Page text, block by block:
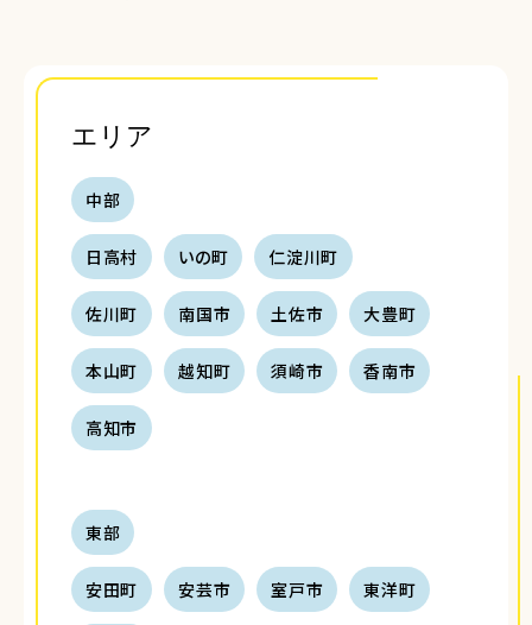
エリア
中部
日高村 いの町 仁淀川町
佐川町 南国市 土佐市 大豊町
本山町 越知町 須崎市 香南市
高知市
東部
安田町 安芸市 室戸市 東洋町